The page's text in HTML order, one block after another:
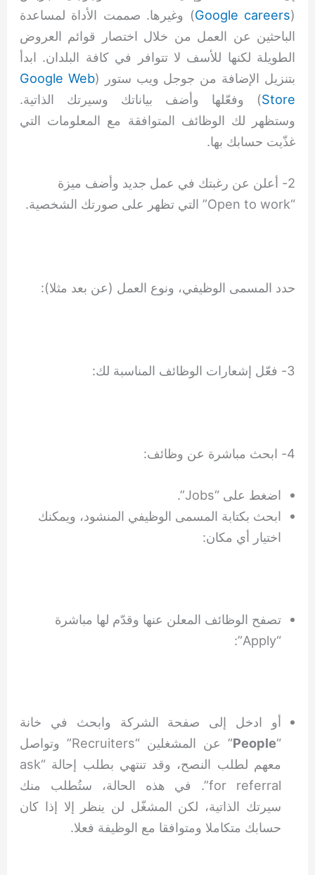
(
Google careers) وغيرها. صممت الأداة لمساعدة
الباحثين عن العمل من خلال اختصار قوائم العروض
الطويلة لكنها للأسف لا تتوافر في كافة البلدان. ابدأ
بتنزيل الإضافة من جوجل ويب ستور (Google Web
Store) وفعّلها وأضف بياناتك وسيرتك الذاتية.
وستظهر لك الوظائف المتوافقة مع المعلومات التي
غذّيت حسابك بها.
2- أعلن عن رغبتك في عمل جديد وأضف ميزة
“Open to work” التي تظهر على صورتك الشخصية.
حدد المسمى الوظيفي، ونوع العمل (عن بعد مثلا):
3- فعّل إشعارات الوظائف المناسبة لك:
4- ابحث مباشرة عن وظائف:
اضغط على “Jobs”.
ابحث بكتابة المسمى الوظيفي المنشود، ويمكنك
اختيار أي مكان:
تصفح الوظائف المعلن عنها وقدّم لها مباشرة
“Apply”:
أو ادخل إلى صفحة الشركة وابحث في خانة
“
People
” عن المشغلين “Recruiters” وتواصل
معهم لطلب النصح، وقد تنتهي بطلب إحالة “ask
for referral”. في هذه الحالة، ستُطلب منك
سيرتك الذاتية، لكن المشغّل لن ينظر إلا إذا كان
حسابك متكاملا ومتوافقا مع الوظيفة فعلا.